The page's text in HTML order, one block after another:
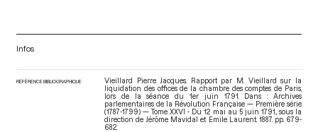
Infos
RÉFÉRENCE BIBLIOGRAPHIQUE
Vieillard Pierre Jacques. Rapport par M. Vieillard sur la
liquidation des offices de la chambre des comptes de Paris,
lors de la séance du 1er juin 1791. Dans : Archives
parlementaires de la Révolution Française — Première série
(1787-1799) — Tome XXVI - Du 12 mai au 5 juin 1791.
, sous la
direction de Jérôme Mavidal et Emile Laurent. 1887. pp. 679-
682.